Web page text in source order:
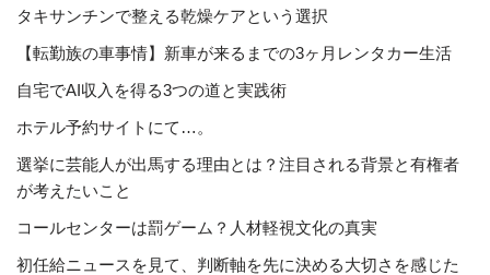
タキサンチンで整える乾燥ケアという選択
【転勤族の車事情】新車が来るまでの3ヶ月レンタカー生活
自宅でAI収入を得る3つの道と実践術
ホテル予約サイトにて…。
選挙に芸能人が出馬する理由とは？注目される背景と有権者
が考えたいこと
コールセンターは罰ゲーム？人材軽視文化の真実
初任給ニュースを見て、判断軸を先に決める大切さを感じた